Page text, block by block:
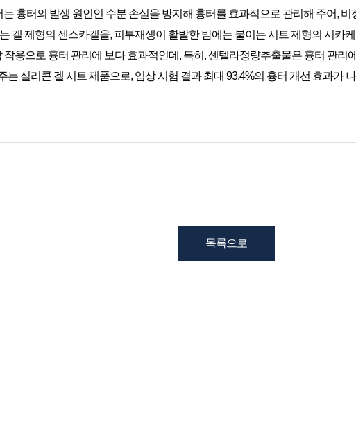
흉터의 발생 원인인 수분 손실을 방지해 흉터를 효과적으로 관리해 주어,
겔 제형의 센스카겔을, 피부재생이 활발한 밤에는 붙이는 시트 제형의 시카
용으로 흉터 관리에 보다 효과적인데, 특히, 센텔라정량추출물은 흉터 관리
실리콘 겔 시트 제품으로, 임상 시험 결과 최대 93.4%의 흉터 개선 효과가
목록으로